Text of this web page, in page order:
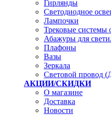
Гирлянды
Светодиодное
Лампочки
Трековые системы
Абажуры для
Плафоны
Вазы
Зеркала
Световой провод
АКЦИИ/СКИДКИ
О магазине
Доставка
Новости